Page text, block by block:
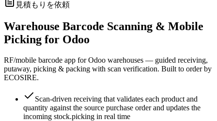
見積もりを依頼
Warehouse Barcode Scanning & Mobile
Picking for Odoo
RF/mobile barcode app for Odoo warehouses — guided receiving,
putaway, picking & packing with scan verification. Built to order by
ECOSIRE.
Scan-driven receiving that validates each product and
quantity against the source purchase order and updates the
incoming stock.picking in real time